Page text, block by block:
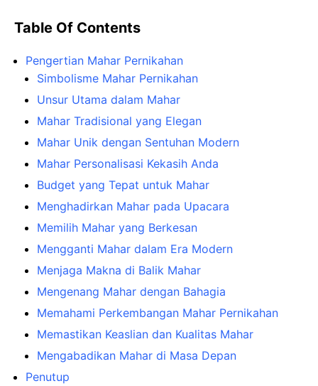
Table Of Contents
Pengertian Mahar Pernikahan
Simbolisme Mahar Pernikahan
Unsur Utama dalam Mahar
Mahar Tradisional yang Elegan
Mahar Unik dengan Sentuhan Modern
Mahar Personalisasi Kekasih Anda
Budget yang Tepat untuk Mahar
Menghadirkan Mahar pada Upacara
Memilih Mahar yang Berkesan
Mengganti Mahar dalam Era Modern
Menjaga Makna di Balik Mahar
Mengenang Mahar dengan Bahagia
Memahami Perkembangan Mahar Pernikahan
Memastikan Keaslian dan Kualitas Mahar
Mengabadikan Mahar di Masa Depan
Penutup